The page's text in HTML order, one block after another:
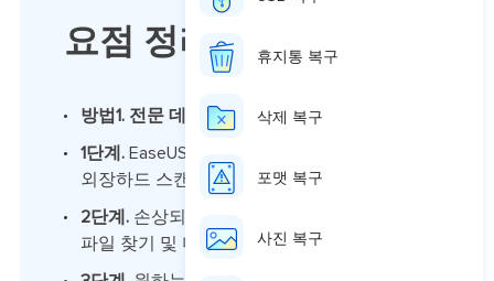
요점 정리:
방법1. 전문 데이터 복구 소프트웨어 활용
1단계. EaseUS 데이터 마법사 실행하여 삼성
외장하드 스캔
2단계. 손상되거나 삭제된 삼성 외장하드 내
파일 찾기 및 미리보기
휴지통 복구
삭제 복구
포맷 복구
사진 복구